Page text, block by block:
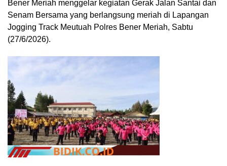
Bener Meriah menggelar kegiatan Gerak Jalan Santai dan
Senam Bersama yang berlangsung meriah di Lapangan
Jogging Track Meutuah Polres Bener Meriah, Sabtu
(27/6/2026).